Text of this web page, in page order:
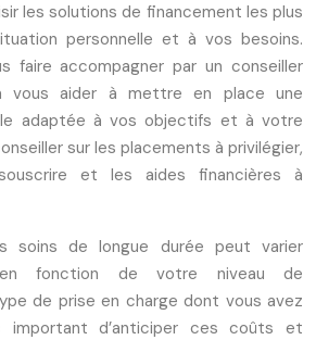
les solutions de financement les plus
personnelle et à vos besoins.
faire accompagner par un conseiller
vous aider à mettre en place une
adaptée à vos objectifs et à votre
sur les placements à privilégier,
et les aides financières à
soins de longue durée peut varier
en fonction de votre niveau de
de prise en charge dont vous avez
d’anticiper ces coûts et